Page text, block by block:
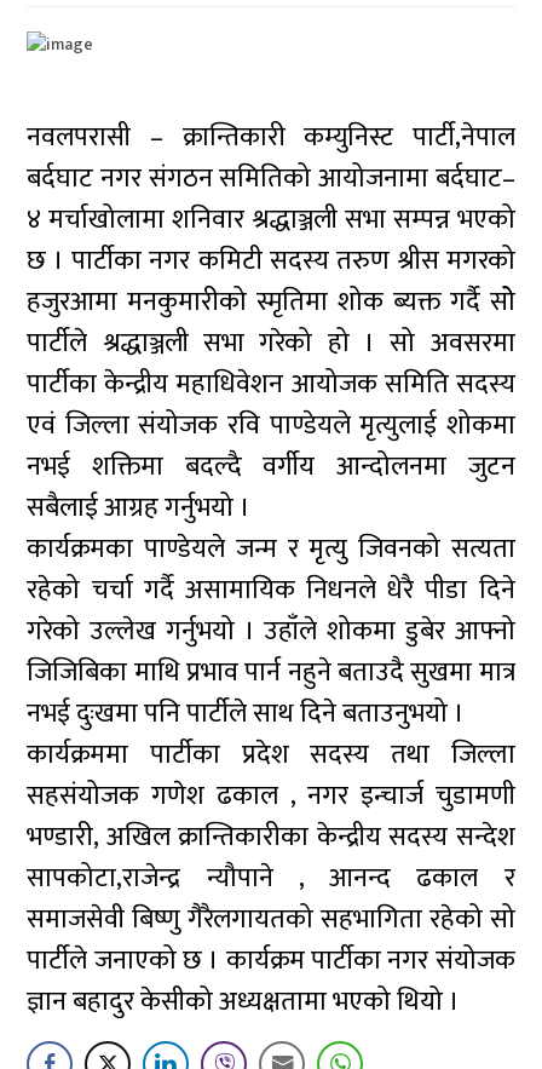
नवलपरासी – क्रान्तिकारी कम्युनिस्ट पार्टी,नेपाल
बर्दघाट नगर संगठन समितिको आयोजनामा बर्दघाट–
४ मर्चाखोलामा शनिवार श्रद्धाञ्जली सभा सम्पन्न भएको
छ । पार्टीका नगर कमिटी सदस्य तरुण श्रीस मगरको
हजुरआमा मनकुमारीको स्मृतिमा शोक ब्यक्त गर्दै सोे
पार्टीले श्रद्धाञ्जली सभा गरेको हो । सो अवसरमा
पार्टीका केन्द्रीय महाधिवेशन आयोजक समिति सदस्य
एवं जिल्ला संयोजक रवि पाण्डेयले मृत्युलाई शोकमा
नभई शक्तिमा बदल्दै वर्गीय आन्दोलनमा जुटन
सबैलाई आग्रह गर्नुभयो ।
कार्यक्रमका पाण्डेयले जन्म र मृत्यु जिवनको सत्यता
रहेको चर्चा गर्दै असामायिक निधनले धेरै पीडा दिने
गरेको उल्लेख गर्नुभयो । उहाँले शोकमा डुबेर आफ्नो
जिजिबिका माथि प्रभाव पार्न नहुने बताउदै सुखमा मात्र
नभई दुःखमा पनि पार्टीले साथ दिने बताउनुभयो ।
कार्यक्रममा पार्टीका प्रदेश सदस्य तथा जिल्ला
सहसंयोजक गणेश ढकाल , नगर इन्चार्ज चुडामणी
भण्डारी, अखिल क्रान्तिकारीका केन्द्रीय सदस्य सन्देश
सापकोटा,राजेन्द्र न्यौपाने , आनन्द ढकाल र
समाजसेवी बिष्णु गैरैलगायतको सहभागिता रहेको सो
पार्टीले जनाएको छ । कार्यक्रम पार्टीका नगर संयोजक
ज्ञान बहादुर केसीको अध्यक्षतामा भएको थियो ।